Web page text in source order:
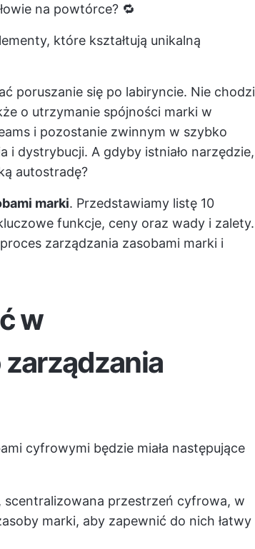
na powtórce? 🔁
które kształtują unikalną
poruszanie się po labiryncie. Nie chodzi
o utrzymanie spójności marki w
i pozostanie zwinnym w szybko
i dystrybucji. A gdyby istniało narzędzie,
autostradę?
marki. Przedstawiamy listę 10
funkcje, ceny oraz wady i zalety.
zarządzania zasobami marki i
w
cyfrowymi będzie miała następujące
scentralizowana przestrzeń cyfrowa, w
marki, aby zapewnić do nich łatwy